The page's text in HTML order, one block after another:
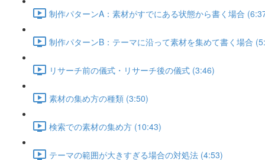
制作パターンA：素材がすでにある状態から書く場合
制作パターンB：テーマに沿って素材を集めて書く場合
リサーチ前の儀式・リサーチ後の儀式 (3:46)
素材の集め方の種類 (3:50)
検索での素材の集め方 (10:43)
テーマの範囲が大きすぎる場合の対処法 (4:53)